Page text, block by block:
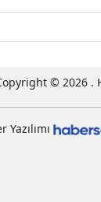
© 2026 .
Yazılımı